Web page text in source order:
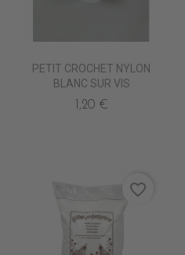
PETIT CROCHET NYLON
BLANC SUR VIS
1,20 €
favorite_border